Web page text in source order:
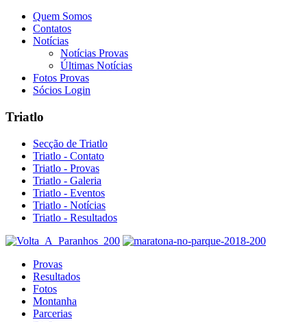
Quem Somos
Contatos
Notícias
Notícias Provas
Últimas Notícias
Fotos Provas
Sócios Login
Triatlo
Secção de Triatlo
Triatlo - Contato
Triatlo - Provas
Triatlo - Galeria
Triatlo - Eventos
Triatlo - Notícias
Triatlo - Resultados
Provas
Resultados
Fotos
Montanha
Parcerias